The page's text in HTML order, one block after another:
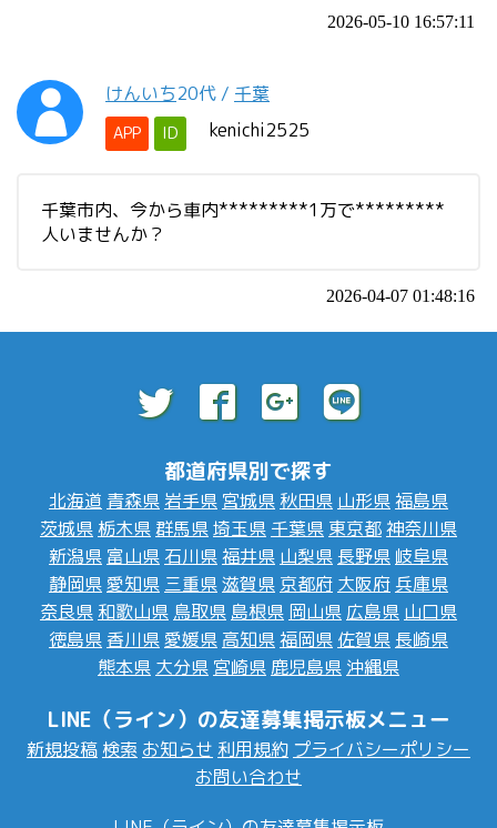
2026-05-10 16:57:11
けんいち20代 / 千葉
APP ID kenichi2525
千葉市内、今から車内*********1万で*********
人いませんか？
2026-04-07 01:48:16
都道府県別で探す
北海道 青森県 岩手県 宮城県 秋田県 山形県福島県
茨城県 栃木県群馬県埼玉県 千葉県 東京都神奈川県
新潟県 富山県 石川県福井県 山梨県 長野県 岐阜県
静岡県愛知県 三重県滋賀県 京都府 大阪府 兵庫県
奈良県 和歌山県 鳥取県 島根県 岡山県 広島県 山口県
徳島県 香川県愛媛県 高知県福岡県 佐賀県 長崎県
熊本県 大分県 宮崎県 鹿児島県 沖縄県
LINE（ライン）の友達募集掲示板メニュー
新規投稿 検索 お知らせ 利用規約 プライバシーポリシー
お問い合わせ